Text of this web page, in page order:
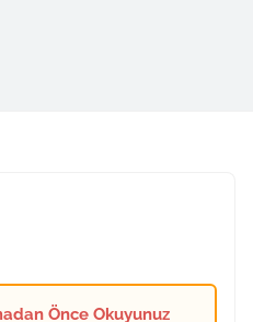
Önce Okuyunuz